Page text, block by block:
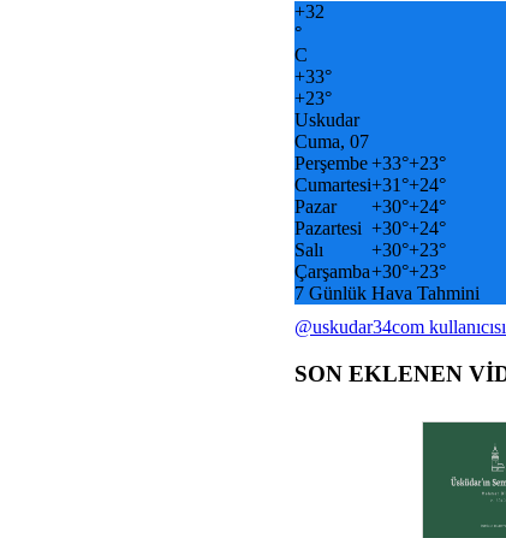
+32
°
C
+33°
+23°
Uskudar
Cuma, 07
Perşembe+33°+23°
Cumartesi+31°+24°
Pazar
+30°+24°
Pazartesi +30°+24°
Salı
+30°+23°
Çarşamba+30°+23°
7 Günlük Hava Tahmini
@uskudar34com
SON EKLENEN